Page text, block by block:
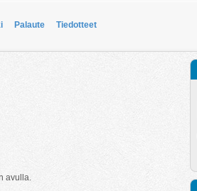
Palaute Tiedotteet
avulla.